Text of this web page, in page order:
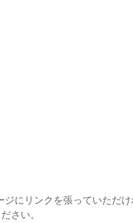
にリンクを張っていただけ
さい。